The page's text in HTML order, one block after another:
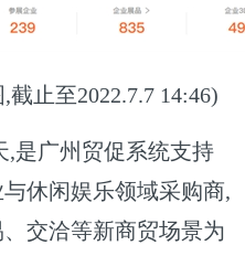
止至2022.7.7 14:46)
,是广州贸促系统支持
休闲娱乐领域采购商,
交洽等新商贸场景为